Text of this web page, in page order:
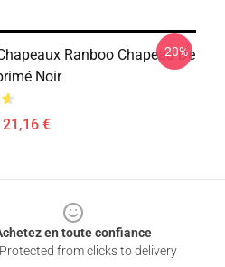
Ranboo Chapeau De
Noir
€
-20%
en toute confiance
from clicks to delivery